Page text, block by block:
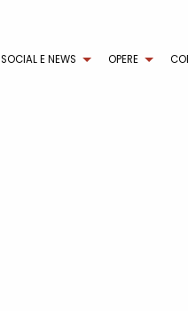
SOCIAL E NEWS OPERE